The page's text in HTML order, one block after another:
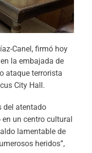
Canel, firmó hoy
la embajada de
ataque terrorista
City Hall.
del atentado
un centro cultural
lamentable de
heridos”,